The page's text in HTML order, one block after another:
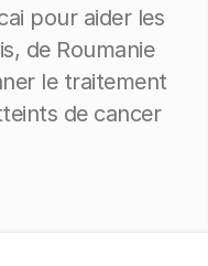
pour aider les
de Roumanie
le traitement
de cancer